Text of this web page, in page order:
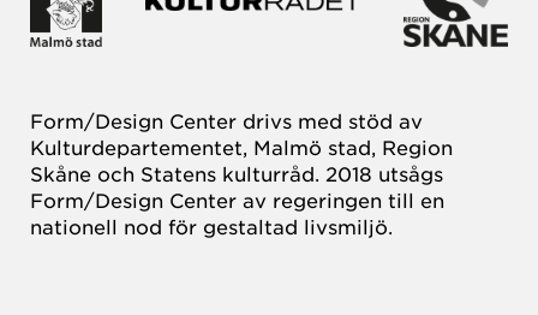
Form/Design Center drivs med stöd av
Kulturdepartementet, Malmö stad, Region
Skåne och Statens kulturråd. 2018 utsågs
Form/Design Center av regeringen till en
nationell nod för gestaltad livsmiljö.